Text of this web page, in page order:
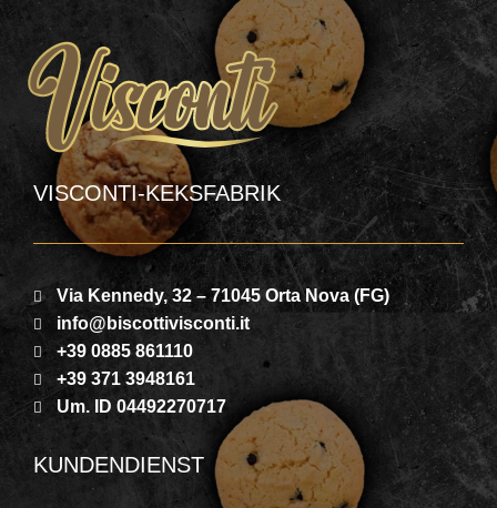
VISCONTI-KEKSFABRIK
Via Kennedy, 32 – 71045 Orta Nova (FG)
info@biscottivisconti.it
+39 0885 861110
+39 371 3948161
Um. ID 04492270717
KUNDENDIENST